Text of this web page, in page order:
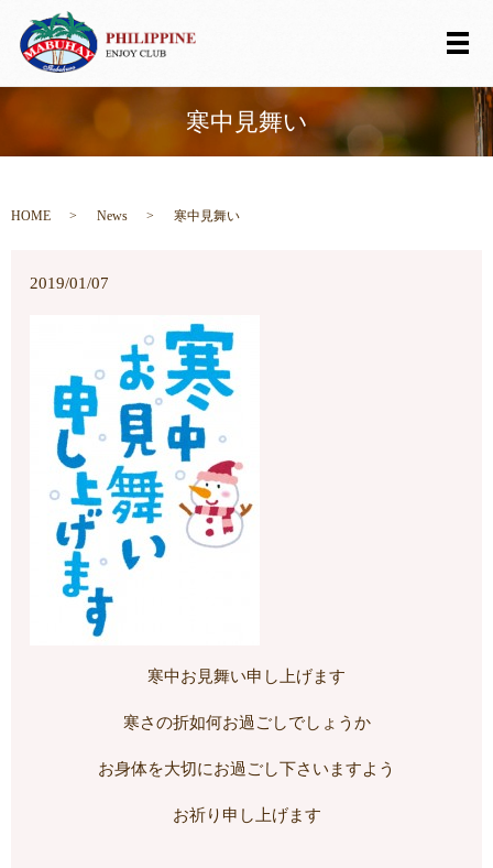
メ
寒中見舞い
HOME News 寒中見舞い
2019/01/07
寒中お見舞い申し上げます
寒さの折如何お過ごしでしょうか
お身体を大切にお過ごし下さいますよう
お祈り申し上げます